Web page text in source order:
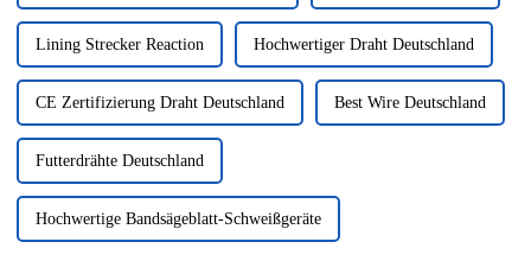
Lining Strecker Reaction Hochwertiger Draht Deutschland
CE Zertifizierung Draht Deutschland Best Wire Deutschland
Futterdrähte Deutschland
Hochwertige Bandsägeblatt-Schweißgeräte